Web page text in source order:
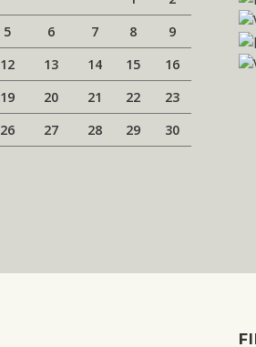
5 6 7 8
9
12 13 14 15
16
19 20 21 22
23
26 27 28 29
30